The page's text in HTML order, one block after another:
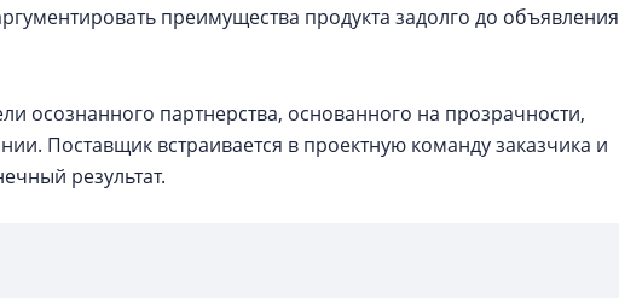
преимущества продукта задолго до объявления
осознанного партнерства, основанного на прозрачности,
Поставщик встраивается в проектную команду заказчика и
результат.